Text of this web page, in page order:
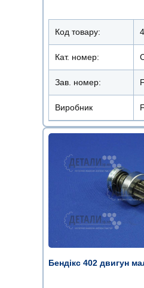
Код товару:
Кат. номер:
Зав. номер:
Виробник
Бендікс 402 двигун